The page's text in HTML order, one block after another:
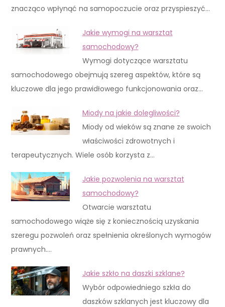
znacząco wpłynąć na samopoczucie oraz przyspieszyć…
Jakie wymogi na warsztat
samochodowy?
Wymogi dotyczące warsztatu
samochodowego obejmują szereg aspektów, które są
kluczowe dla jego prawidłowego funkcjonowania oraz…
Miody na jakie dolegliwości?
Miody od wieków są znane ze swoich
właściwości zdrowotnych i
terapeutycznych. Wiele osób korzysta z…
Jakie pozwolenia na warsztat
samochodowy?
Otwarcie warsztatu
samochodowego wiąże się z koniecznością uzyskania
szeregu pozwoleń oraz spełnienia określonych wymogów
prawnych.…
Jakie szkło na daszki szklane?
Wybór odpowiedniego szkła do
daszków szklanych jest kluczowy dla